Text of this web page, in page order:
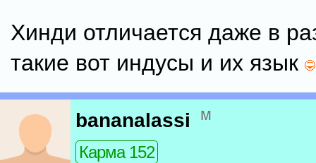
Хинди отличается даже в
такие вот индусы и их язык
bananalassi м
Карма 152